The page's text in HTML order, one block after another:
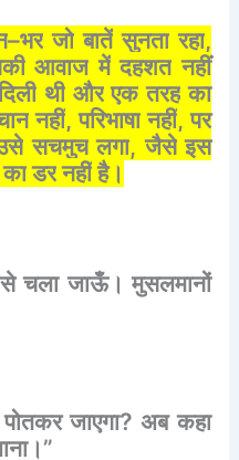
–भर जो बातें सुनता रहा,
आवाज में दहशत नहीं
थी और एक तरह का
नहीं,परिभाषा नहीं,पर
सचमुच लगा,जैसे इस
का डर नहीं है।
से चला जाऊँ। मुसलमानों
पोतकर जाएगा?अब कहा
”